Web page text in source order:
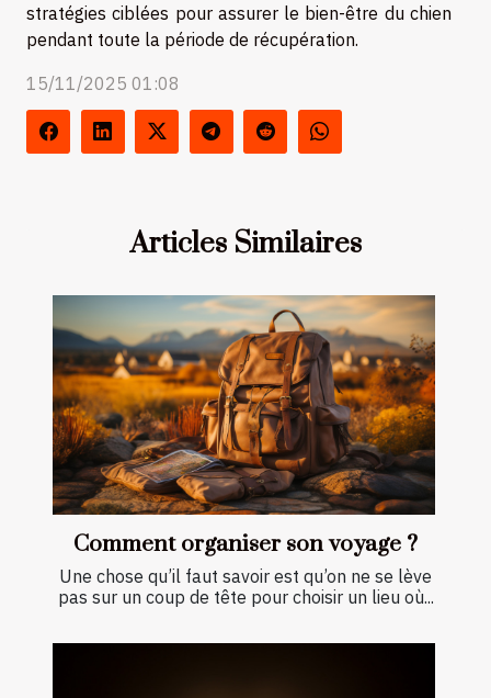
stratégies ciblées pour assurer le bien-être du chien
pendant toute la période de récupération.
15/11/2025 01:08
Articles Similaires
Comment organiser son voyage ?
Une chose qu’il faut savoir est qu’on ne se lève
pas sur un coup de tête pour choisir un lieu où...